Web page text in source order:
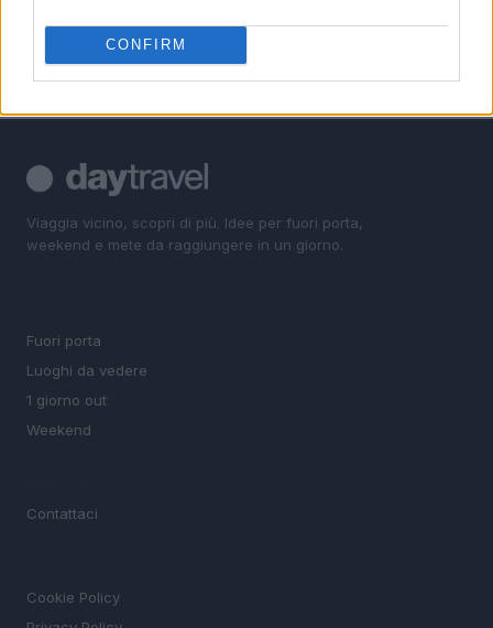
CONFIRM
Viaggia vicino, scopri di più. Idee per fuori porta,
weekend e mete da raggiungere in un giorno.
Fuori porta
Luoghi da vedere
1 giorno out
Weekend
Contattaci
Cookie Policy